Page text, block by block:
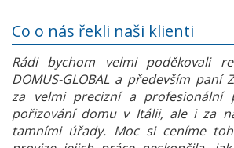
Co o nás řekli naši klienti
Rádi bychom velmi poděkovali
DOMUS-GLOBAL a především paní
za velmi precizní a profesionální
pořizování domu v Itálii, ale i za
tamními úřady. Moc si ceníme